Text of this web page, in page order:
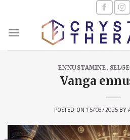
content
ENNUSTAMINE,
Vanga
POSTED ON 15/03/2025 BY